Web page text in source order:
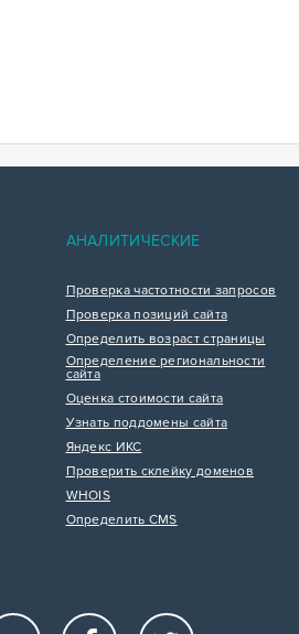
АНАЛИТИЧЕСКИЕ
Проверка частотности запросов
Проверка позиций сайта
Определить возраст страницы
Определение региональности
сайта
Оценка стоимости сайта
Узнать поддомены сайта
Яндекс ИКС
Проверить склейку доменов
WHOIS
Определить CMS